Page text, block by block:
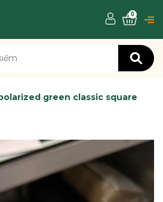
0
green classic square